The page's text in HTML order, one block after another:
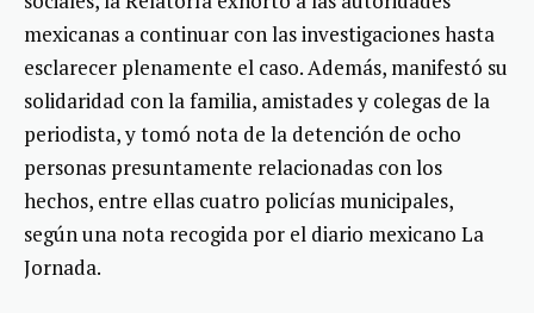
mexicanas a continuar con las investigaciones hasta
esclarecer plenamente el caso. Además, manifestó su
solidaridad con la familia, amistades y colegas de la
periodista, y tomó nota de la detención de ocho
personas presuntamente relacionadas con los
hechos, entre ellas cuatro policías municipales,
según una nota recogida por el diario mexicano La
Jornada.